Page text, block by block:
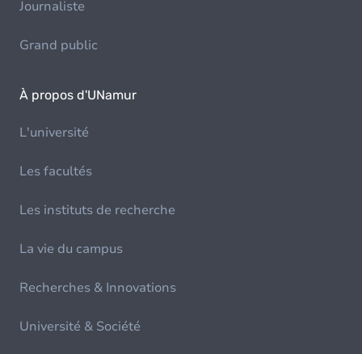
Journaliste
Grand public
À propos d'UNamur
L'université
Les facultés
Les instituts de recherche
La vie du campus
Recherches & Innovations
Université & Société